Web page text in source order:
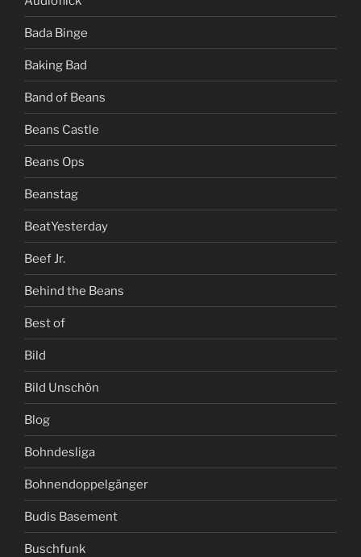
Bada Binge
Baking Bad
Band of Beans
Beans Castle
Beans Ops
Beanstag
BeatYesterday
Beef Jr.
Behind the Beans
Best of
Bild
Bild Unschön
Blog
Bohndesliga
Bohnendoppelgänger
Budis Basement
Buschfunk